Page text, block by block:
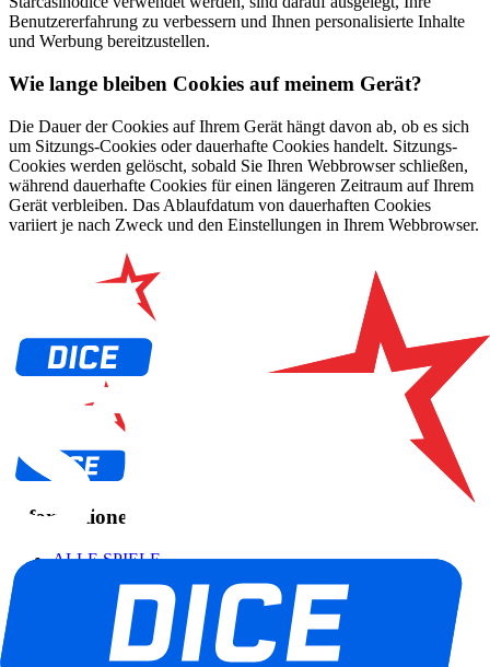
Benutzererfahrung zu verbessern und Ihnen personalisierte Inhalte
und Werbung bereitzustellen.
Wie lange bleiben Cookies auf meinem Gerät?
Die Dauer der Cookies auf Ihrem Gerät hängt davon ab, ob es sich
um Sitzungs-Cookies oder dauerhafte Cookies handelt. Sitzungs-
Cookies werden gelöscht, sobald Sie Ihren Webbrowser schließen,
während dauerhafte Cookies für einen längeren Zeitraum auf Ihrem
Gerät verbleiben. Das Ablaufdatum von dauerhaften Cookies
variiert je nach Zweck und den Einstellungen in Ihrem Webbrowser.
Informationen
ALLE SPIELE
PROMOS
LOCATIONS